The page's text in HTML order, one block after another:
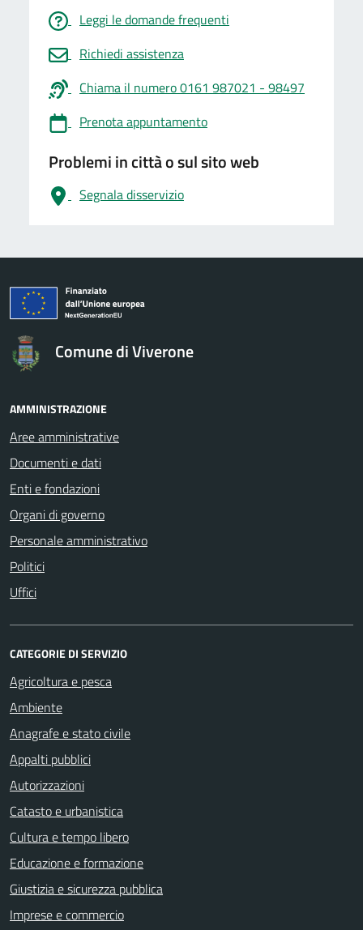
Leggi le domande frequenti
Richiedi assistenza
Chiama il numero 0161 987021 - 98497
Prenota appuntamento
Problemi in città o sul sito web
Segnala disservizio
logo Unione Europea
Comune di Viverone
AMMINISTRAZIONE
Aree amministrative
Documenti e dati
Enti e fondazioni
Organi di governo
Personale amministrativo
Politici
Uffici
CATEGORIE DI SERVIZIO
Agricoltura e pesca
Ambiente
Anagrafe e stato civile
Appalti pubblici
Autorizzazioni
Catasto e urbanistica
Cultura e tempo libero
Educazione e formazione
Giustizia e sicurezza pubblica
Imprese e commercio